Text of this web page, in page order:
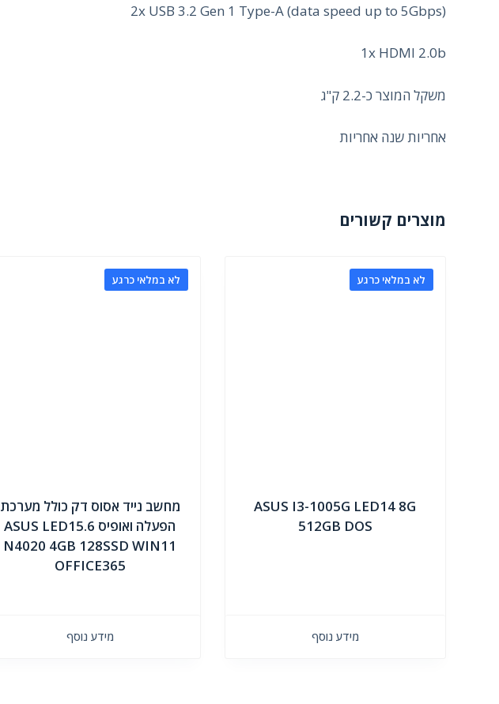
2x USB 3.2 Gen 1 Type-A (data speed up to 5Gbps)
1x HDMI 2.0b
משקל המוצר כ-2.2 ק"ג
אחריות שנה אחריות
מוצרים קשורים
לא במלאי כרגע
ASUS I3-1005G LED14 8G
512GB DOS
מידע נוסף
לא במלאי כרגע
מחשב נייד אסוס דק כולל מערכת
הפעלה ואופיס ASUS LED15.6
N4020 4GB 128SSD WIN11
OFFICE365
מידע נוסף